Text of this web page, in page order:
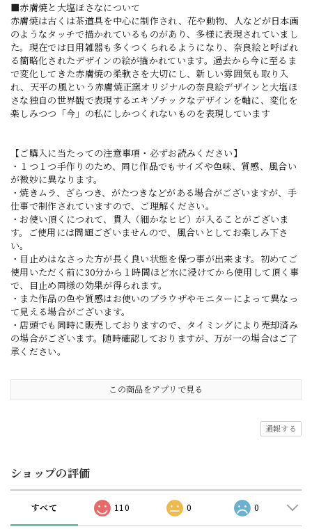
■赤膚焼と大塩ほさなについて
赤膚焼は古くは茶道具を中心に制作され、花や動物、人などが日本画
のようなタッチで描かれているものがあり、多様に表現されていまし
た。現在では日用雑器も多くつくられるようになり、奈良絵と呼ばれ
る簡略化されたデザインの絵が描かれています。過去から今に至るま
で変化してきた赤膚焼の柔軟さを大切にし、新しい雰囲気も取り入
れ、天平の風という赤膚焼正窯オリジナルの奈良絵デザインと大塩ほ
さな独自の世界観で表現するエキゾチックなデザインを軸に、変化を
楽しみつつ「今」の私にしかつくれないものを表現しています
【ご購入に当たっての注意事項・必ずお読みください】
・１つ１つ手作りのため、同じ作品でもサイズや色味、質感、風合い
が微妙に異なります。
・焼きムラ、ざらつき、がたつきなどがある場合がございますが、手
仕事で制作されていますので、ご理解ください。
・お使い頂くにつれて、貫入（細かなヒビ）が入ることがございま
す。ご使用には問題ございませんので、風合いとしてお楽しみ下さ
い。
・目止めはなさった方が長く良い状態を保つ事が出来ます。初めてご
使用いただく前に30分から１時間ほど水に浸けてから使用して頂く事
で、目止め同様の効果が得られます。
・また作品の色や質感はお使いのブラウザやモニターによって異なっ
て見える場合がございます。
・店頭でも同時に販売しておりますので、タイミングにより売却済み
の場合がございます。随時確認しておりますが、万が一の場合はご了
承ください。
この商品をアプリで見る
通報する
ショップの評価
すべて 110 0 0